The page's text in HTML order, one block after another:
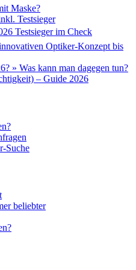
Maske?
Testsieger
Testsieger im Check
Optiker-Konzept bis
» Was kann man dagegen tun?
– Guide 2026
Suche
beliebter